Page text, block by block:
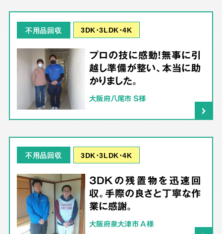
不用品回収 3DK･3LDK･4K
プロの技に感動！無事に引
越し準備が整い、本当に助
かりました。
大阪府八尾市 S様
不用品回収 3DK･3LDK･4K
3DKの残置物を迅速回
収。手際の良さと丁寧な作
業に感謝。
大阪府泉大津市 A様